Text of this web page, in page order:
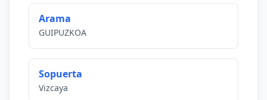
Arama
GUIPUZKOA
Sopuerta
Vizcaya